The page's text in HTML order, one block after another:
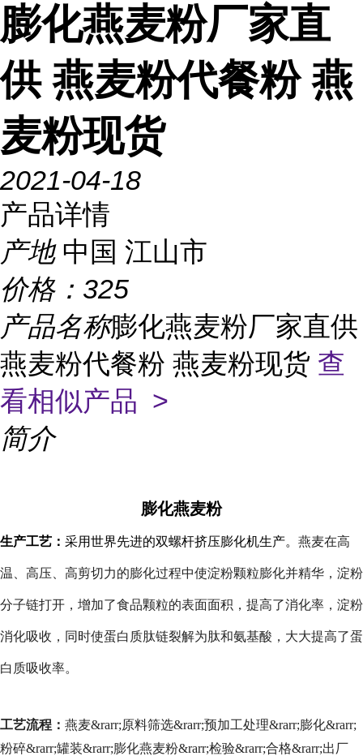
膨化燕麦粉厂家直
供 燕麦粉代餐粉 燕
麦粉现货
2021-04-18
产品详情
产地 中国 江山市
价格： 325
产品名称膨化燕麦粉厂家直供
燕麦粉代餐粉 燕麦粉现货 查
看相似产品 >
简介
膨化燕麦粉
生产工艺： 采用世界先进的双螺杆挤压膨化机生产。 燕麦在高
温、高压、高剪切力的膨化过程中使淀粉颗粒膨化并精华，淀粉
分子链打开，增加了食品颗粒的表面面积，提高了消化率，淀粉
消化吸收，同时使蛋白质肽链裂解为肽和氨基酸，大大提高了蛋
白质吸收率。
工艺流程： 燕麦&rarr;原料筛选&rarr;预加工处理&rarr;膨化&rarr;
粉碎&rarr;罐装&rarr;膨化燕麦粉&rarr;检验&rarr;合格&rarr;出厂